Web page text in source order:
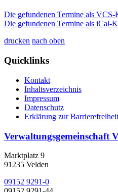
Die gefundenen Termine als
Die gefundenen Termine als iCal-
drucken nach oben
Quicklinks
Kontakt
Inhaltsverzeichnis
Impressum
Datenschutz
Erklärung zur Barrierefreiheit
Verwaltungsgemeinschaft
Marktplatz 9
91235 Velden
09152 9291-0